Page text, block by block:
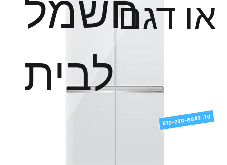
או דגם
לבית
072-250-8882 .טל